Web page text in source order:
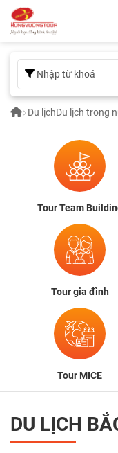
Du lịchDu lịch trong
Tour Team
Tour gia đình
Tour MICE
DU LỊCH